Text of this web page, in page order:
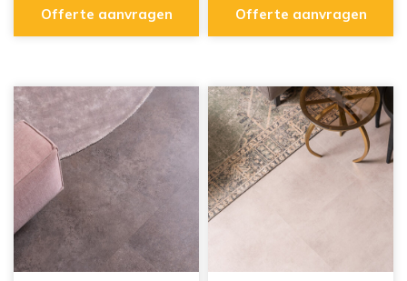
Offerte aanvragen Offerte aanvragen